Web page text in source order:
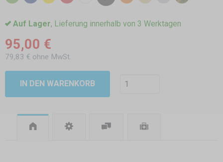
Auf Lager, Lieferung innerhalb von 3 Werktagen
95,00 €
79,83 € ohne MwSt.
IN DEN WARENKORB